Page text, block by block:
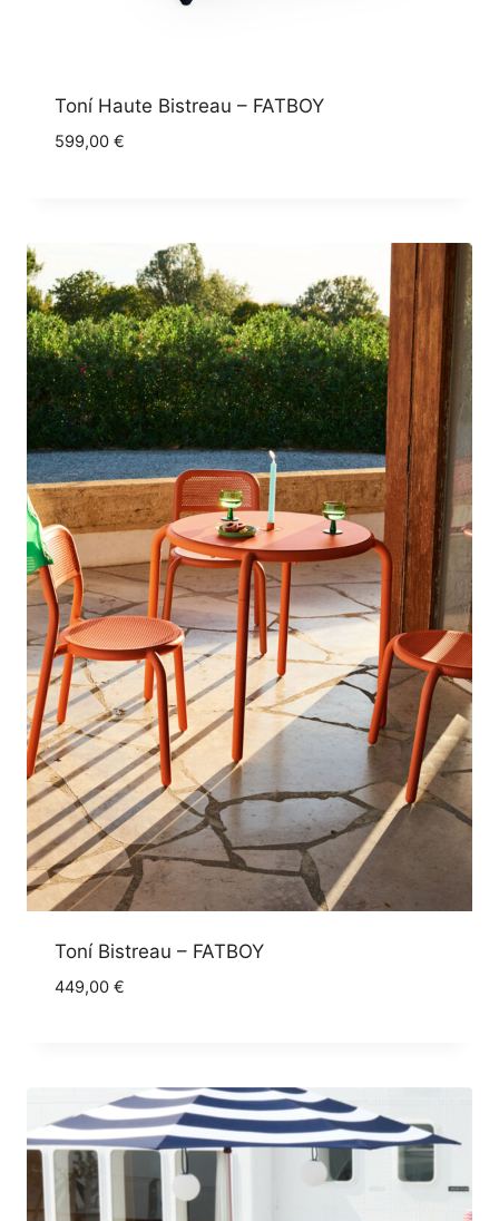
Toní Haute Bistreau – FATBOY
599,00 €
Toní Bistreau – FATBOY
449,00 €